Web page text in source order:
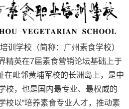
训学校（简称：广州素食学校）
精英在7届素食营销论坛基础上于
在毗邻黄埔军校的长洲岛上，是中
校，也是国内最专业、最权威的
校以“培养素食专业人才，推动素